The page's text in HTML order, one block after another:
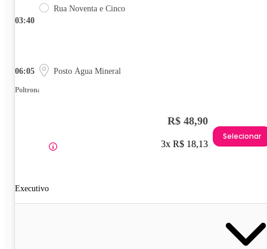
03:40
Rua Noventa e Cinco
06:05 Posto Água Mineral
Poltrona
Executivo
R$ 48,90
3x R$ 18,13
Selecionar